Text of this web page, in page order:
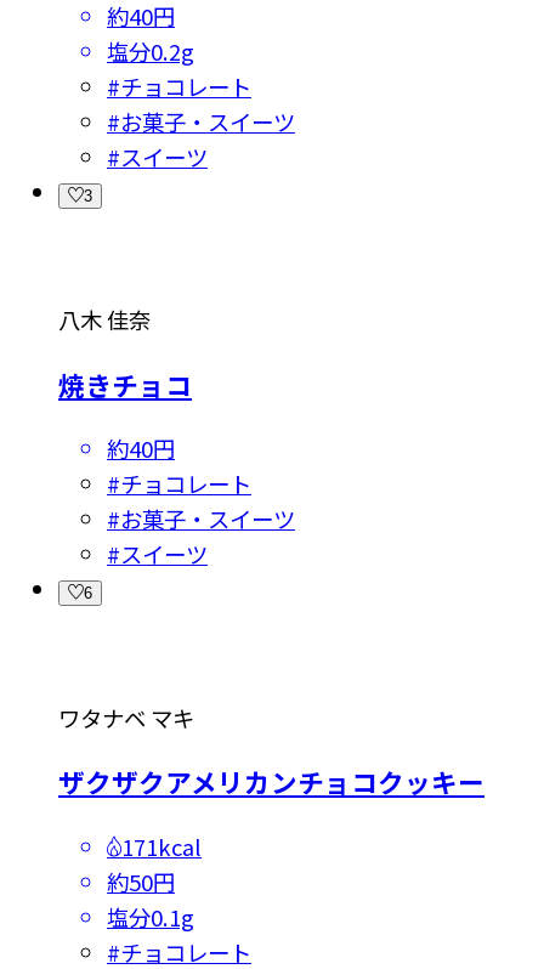
約40円
塩分0.2g
#チョコレート
#お菓子・スイーツ
#スイーツ
3
八木 佳奈
焼きチョコ
約40円
#チョコレート
#お菓子・スイーツ
#スイーツ
6
ワタナベ マキ
ザクザクアメリカンチョコクッキー
171kcal
約50円
塩分0.1g
#チョコレート